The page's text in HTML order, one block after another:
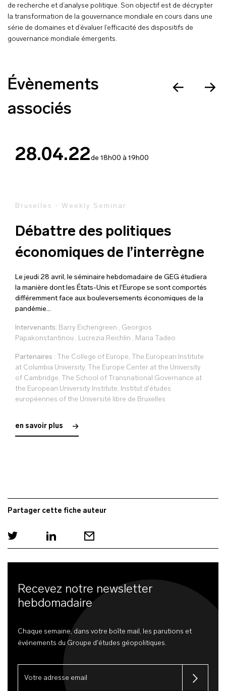
de recherche et d’analyse politique. Son objectif est de décrypter
la transformation de la gouvernance mondiale en cours dans une
série de domaines et d’évaluer l’efficacité des dispositifs de
gouvernance mondiale émergents.
Évènements
associés
28.04.22de 18h00 à 19h00
Bruxelles - Weekly Seminar
Débattre des politiques
économiques de l’interrègne
Le jeudi 28 avril, le séminaire hebdomadaire de GEG étudiera
la manière dont les États-Unis et l'Europe se sont comportés
différemment face aux bouleversements économiques de la
pandémie...
Intervenants: Barry Eichengreen , Georgios
Papakonstantinou , Lucrezia Reichlin , Maria Tadeo
Partenaires : The College of Europe, The European Institute
at Columbia University, The Europe Center at the University
of Cambridge, The School of Transnational Governance at
the European University Institute, Institut d'études
européennes of the Université libre de Bruxelles
en savoir plus
Partager cette fiche auteur
Recevez notre newsletter
hebdomadaire
Chaque semaine, dans votre boîte mail, les parutions et
événements du Groupe d'études géopolitiques.